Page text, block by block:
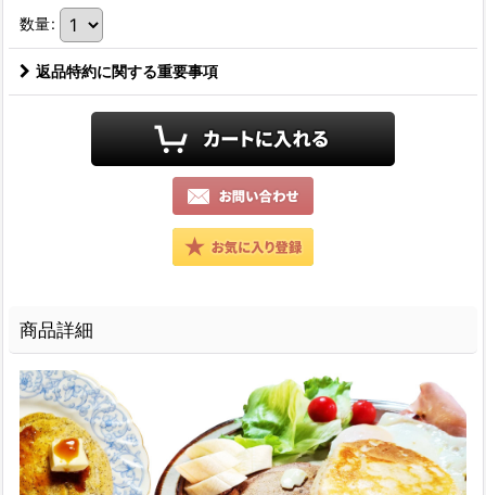
数量:
返品特約に関する重要事項
商品詳細